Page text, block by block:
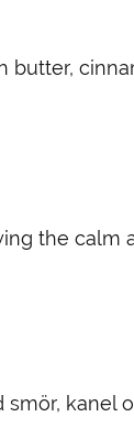
butter,
the calm
kanel